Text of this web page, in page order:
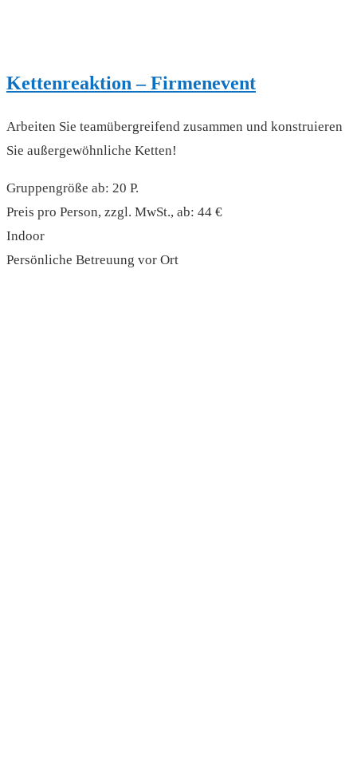
Kettenreaktion – Firmenevent
Arbeiten Sie teamübergreifend zusammen und konstruieren
Sie außergewöhnliche Ketten!
Gruppengröße ab: 20 P.
Preis pro Person, zzgl. MwSt., ab: 44 €
Indoor
Persönliche Betreuung vor Ort